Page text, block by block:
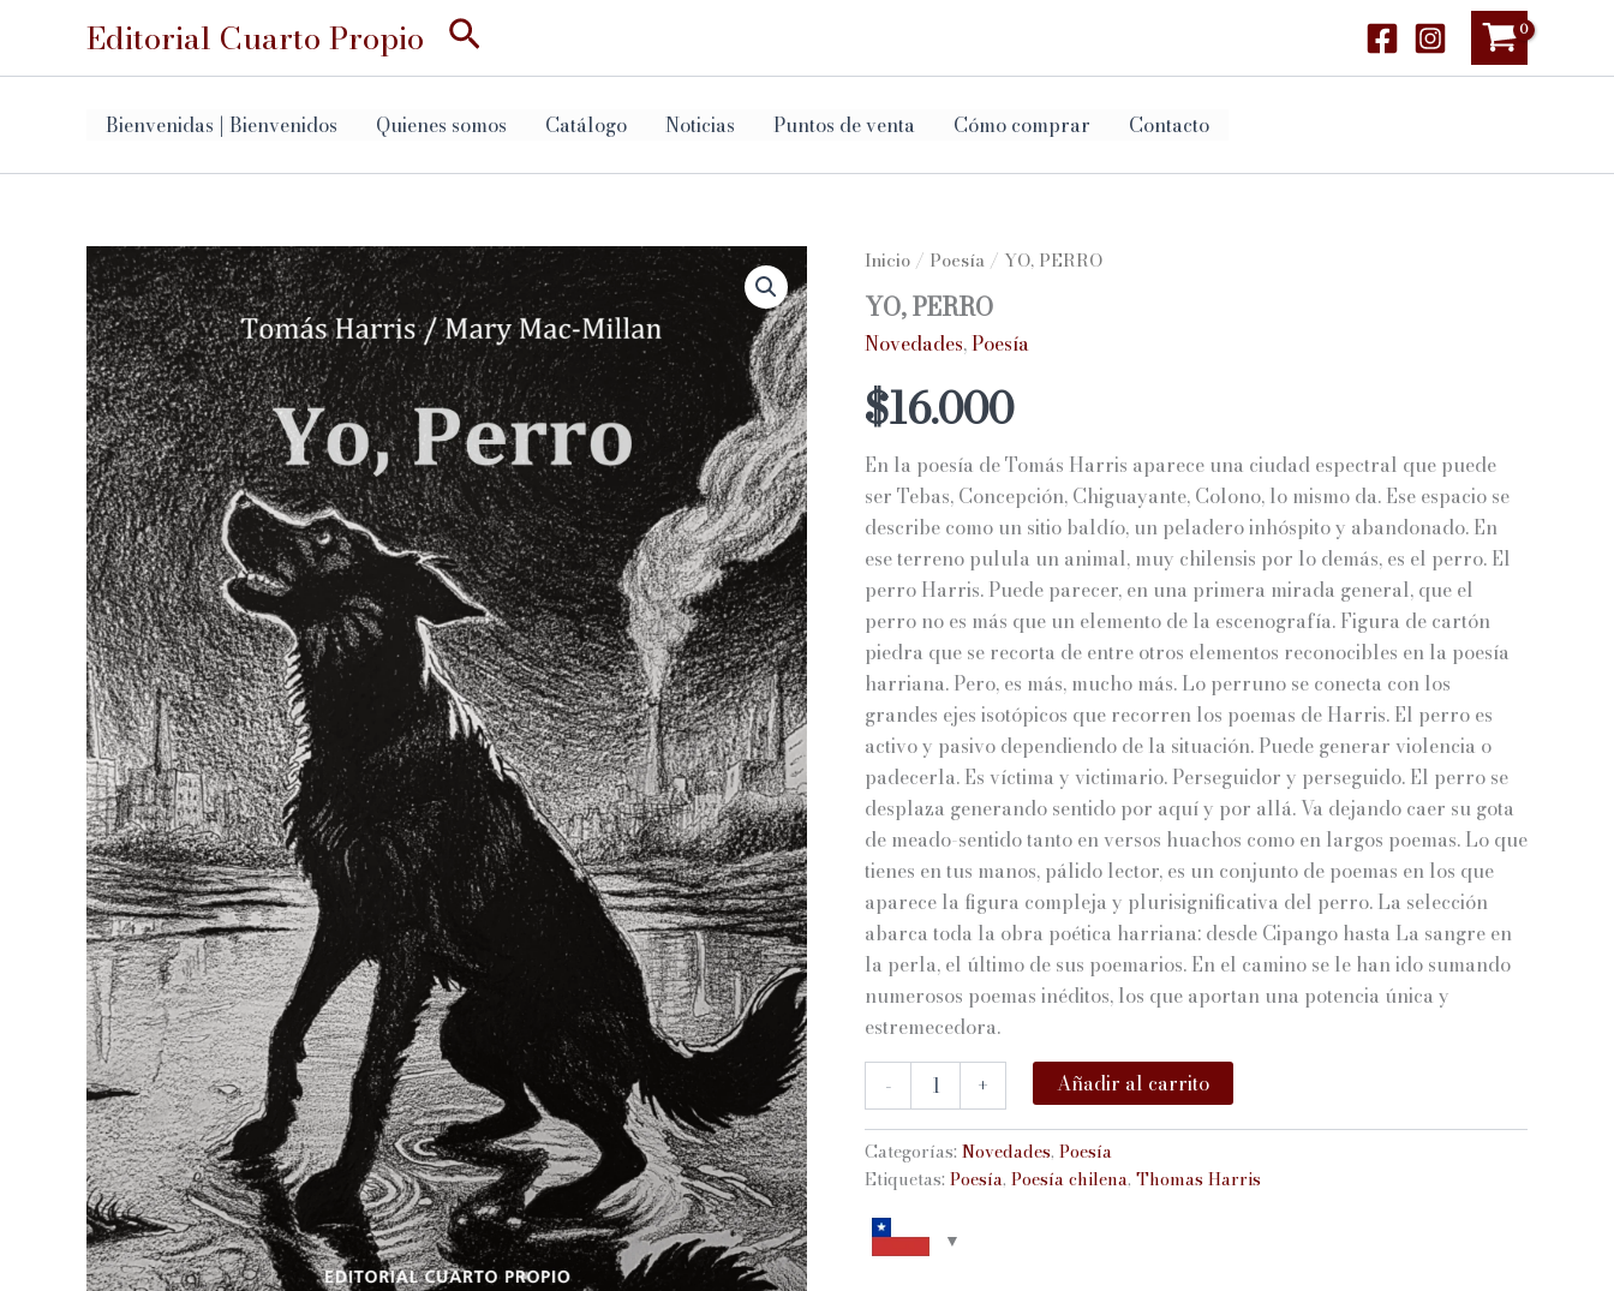
contenido
Editorial Cuarto Propio Buscar
Bienvenidas | Bienvenidos Quienes somos Catálogo Noticias Puntos de venta Cómo comprar Contacto
Inicio / Poesía / YO, PERRO
YO, PERRO
Novedades,Poesía
$16.000
En la poesía de Tomás Harris aparece una ciudad espectral que puede
ser Tebas, Concepción, Chiguayante, Colono, lo mismo da. Ese espacio se
describe como un sitio baldío, un peladero inhóspito y abandonado. En
ese terreno pulula un animal, muy chilensis por lo demás, es el perro. El
perro Harris. Puede parecer, en una primera mirada general, que el
perro no es más que un elemento de la escenografía. Figura de cartón
piedra que se recorta de entre otros elementos reconocibles en la poesía
harriana. Pero, es más, mucho más. Lo perruno se conecta con los
grandes ejes isotópicos que recorren los poemas de Harris. El perro es
activo y pasivo dependiendo de la situación. Puede generar violencia o
padecerla. Es víctima y victimario. Perseguidor y perseguido. El perro se
desplaza generando sentido por aquí y por allá. Va dejando caer su gota
de meado-sentido tanto en versos huachos como en largos poemas. Lo que
tienes en tus manos, pálido lector, es un conjunto de poemas en los que
aparece la figura compleja y plurisignificativa del perro. La selección
abarca toda la obra poética harriana: desde Cipango hasta La sangre en
la perla, el último de sus poemarios. En el camino se le han ido sumando
numerosos poemas inéditos, los que aportan una potencia única y
estremecedora.
-
YO,
PERRO
+ Añadir al carrito
Categorías: Novedades, Poesía
Etiquetas: Poesía, Poesía chilena, Thomas Harris